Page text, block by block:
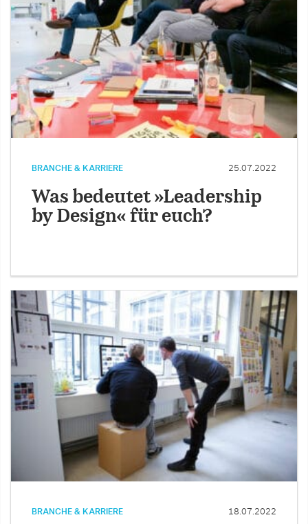
BRANCHE & KARRIERE 25.07.2022
Was bedeutet »Leadership
by Design« für euch?
BRANCHE & KARRIERE 18.07.2022